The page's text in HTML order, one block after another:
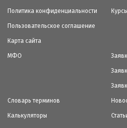
Политика конфиденциальности
Пользовательское соглашение
Карта сайта
МФО
Словарь терминов
Калькуляторы